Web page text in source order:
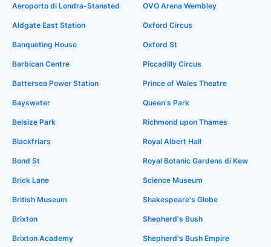
Aeroporto di Londra-Stansted
Aldgate East Station
Banqueting House
Barbican Centre
Battersea Power Station
Bayswater
Belsize Park
Blackfriars
Bond St
Brick Lane
British Museum
Brixton
Brixton Academy
OVO Arena Wembley
Oxford Circus
Oxford St
Piccadilly Circus
Prince of Wales Theatre
Queen's Park
Richmond upon Thames
Royal Albert Hall
Royal Botanic Gardens di Kew
Science Museum
Shakespeare's Globe
Shepherd's Bush
Shepherd's Bush Empire